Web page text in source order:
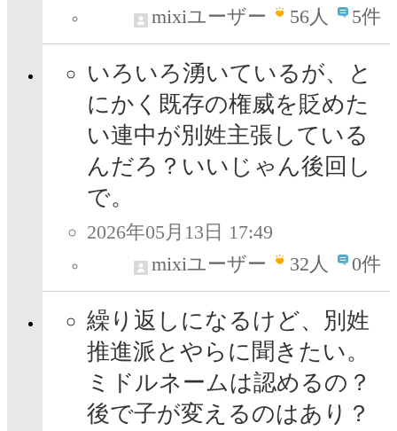
mixiユーザー
56人 5件
いろいろ湧いているが、と
にかく既存の権威を貶めた
い連中が別姓主張している
んだろ？いいじゃん後回し
で。
2026年05月13日 17:49
mixiユーザー
32人 0件
繰り返しになるけど、別姓
推進派とやらに聞きたい。
ミドルネームは認めるの？
後で子が変えるのはあり？